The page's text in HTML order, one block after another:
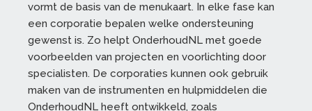
vormt de basis van de menukaart. In elke fase kan
een corporatie bepalen welke ondersteuning
gewenst is. Zo helpt OnderhoudNL met goede
voorbeelden van projecten en voorlichting door
specialisten. De corporaties kunnen ook gebruik
maken van de instrumenten en hulpmiddelen die
OnderhoudNL heeft ontwikkeld, zoals